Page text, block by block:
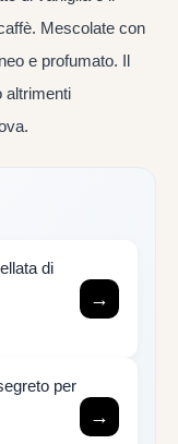
Mescolate con
e profumato. Il
altrimenti
di
→
per
→